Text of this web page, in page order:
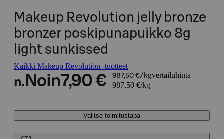
Makeup Revolution jelly bronze
bronzer poskipunapuikko 8g
light sunkissed
Kaikki Makeup Revolution -tuotteet
n. Noin7,90 € 987,50 €/kgvertailuhinta
987,50 €/kg
Valitse toimitustapa